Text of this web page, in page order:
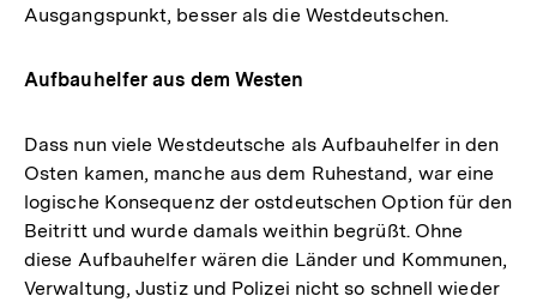
Ausgangspunkt, besser als die Westdeutschen.
Aufbauhelfer aus dem Westen
Dass nun viele Westdeutsche als Aufbauhelfer in den
Osten kamen, manche aus dem Ruhestand, war eine
logische Konsequenz der ostdeutschen Option für den
Beitritt und wurde damals weithin begrüßt. Ohne
diese Aufbauhelfer wären die Länder und Kommunen,
Verwaltung, Justiz und Polizei nicht so schnell wieder